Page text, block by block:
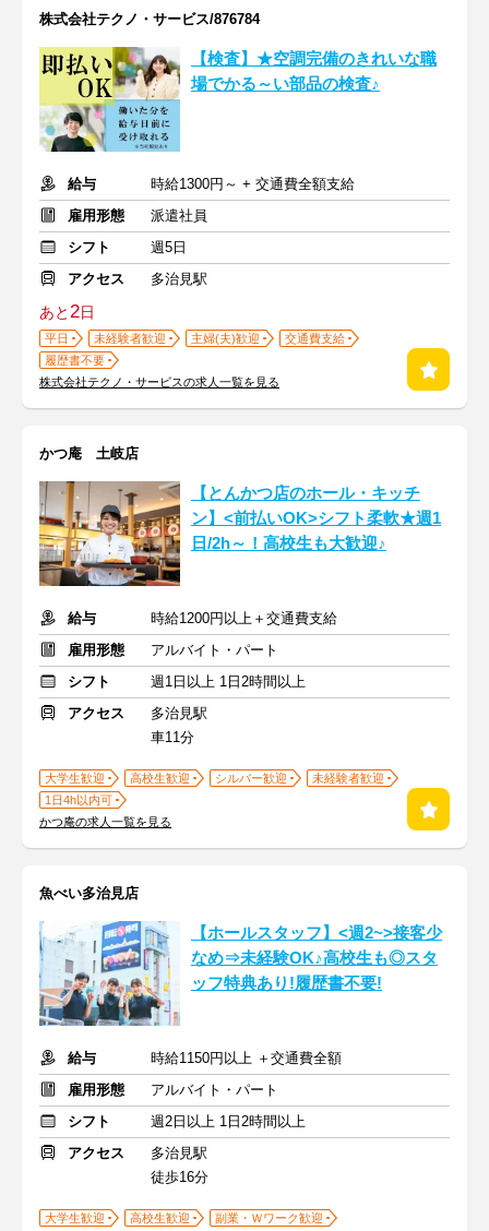
株式会社テクノ・サービス/876784
【検査】★空調完備のきれいな職
場でかる～い部品の検査♪
給与
時給1300円～ + 交通費全額支給
雇用形態
派遣社員
シフト
週5日
アクセス
多治見駅
あと2日
平日 未経験者歓迎 主婦(夫)歓迎
交通費支給
履歴書不要
株式会社テクノ・サービスの求人一覧を見る
かつ庵 土岐店
【とんかつ店のホール・キッチ
ン】<前払いOK>シフト柔軟★週1
日/2h～！高校生も大歓迎♪
給与
時給1200円以上＋交通費支給
雇用形態
アルバイト・パート
シフト
週1日以上 1日2時間以上
アクセス
多治見駅
車11分
大学生歓迎 高校生歓迎 シルバー歓迎
未経験者歓迎
1日4h以内可
かつ庵の求人一覧を見る
魚べい多治見店
【ホールスタッフ】<週2~>接客少
なめ⇒未経験OK♪高校生も◎スタ
ッフ特典あり!履歴書不要!
給与
時給1150円以上 ＋交通費全額
雇用形態
アルバイト・パート
シフト
週2日以上 1日2時間以上
アクセス
多治見駅
徒歩16分
大学生歓迎 高校生歓迎 副業・Ｗワーク歓迎